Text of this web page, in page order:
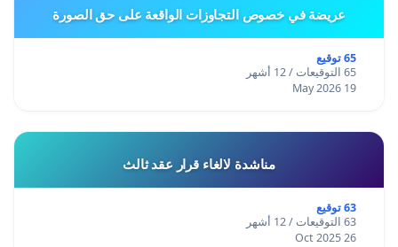
عريضة في خصوص التجاوزات الواقعة على حق الصورة
65 توقيع
65 التوقيعات / 12 أشهر
19 May 2026
مناشدة لالغاء قرار عقد ثالث
63 توقيع
63 التوقيعات / 12 أشهر
26 Oct 2025